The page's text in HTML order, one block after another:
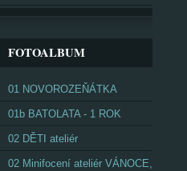
FOTOALBUM
01 NOVOROZEŇÁTKA
01b BATOLATA - 1 ROK
02 DĚTI ateliér
02 Minifocení ateliér VÁNOCE,